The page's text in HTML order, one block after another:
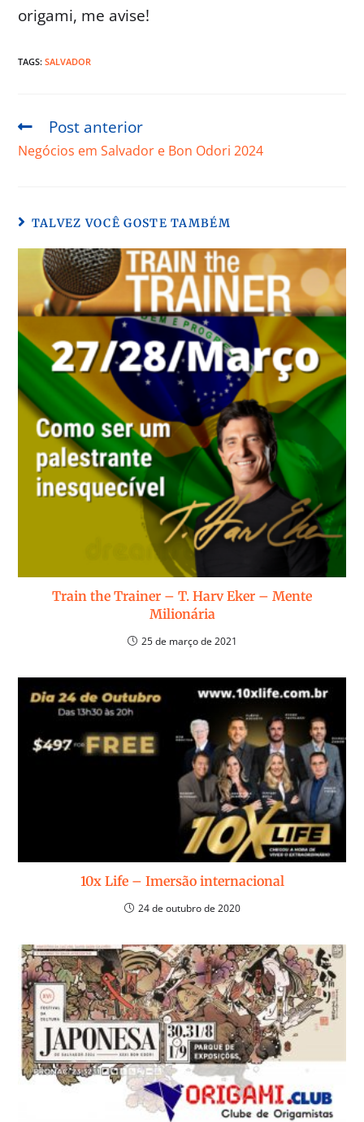
origami, me avise!
TAGS:SALVADOR
Post anterior
Negócios em Salvador e Bon Odori 2024
TALVEZ VOCÊ GOSTE TAMBÉM
Train the Trainer – T. Harv Eker – Mente
Milionária
25 de março de 2021
10x Life – Imersão internacional
24 de outubro de 2020